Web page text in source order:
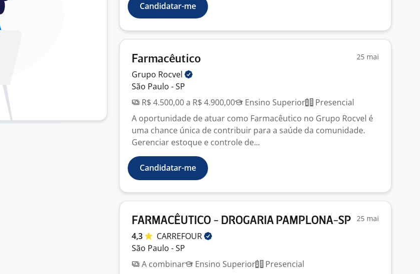
Candidatar-me
Farmacêutico 25 mai
Grupo Rocvel
São Paulo - SP
R$ 4.500,00 a R$ 4.900,00
Ensino Superior
Presencial
A oportunidade de atuar como Farmacêutico no Grupo Rocvel é
uma chance única de contribuir para a saúde da comunidade.
Gerenciar estoque e controle de...
Candidatar-me
FARMACÊUTICO - DROGARIA PAMPLONA-SP 25 mai
4,3
CARREFOUR
São Paulo - SP
A combinar
Ensino Superior
Presencial